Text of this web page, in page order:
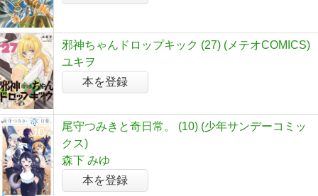
邪神ちゃんドロップキック (27) (メテオCOMICS)
ユキヲ
本を登録
尾守つみきと奇日常。 (10) (少年サンデーコミッ
クス)
森下 みゆ
本を登録